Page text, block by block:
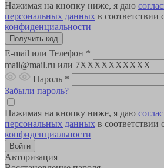
Нажимая на кнопку ниже, я даю
персональных данных в соответствии
конфиденциальности
E-mail или Телефон *
mail@mail.ru или 7XXXXXXXXXX
Пароль *
Забыли пароль?
Нажимая на кнопку ниже, я даю
персональных данных в соответствии
конфиденциальности
Авторизация